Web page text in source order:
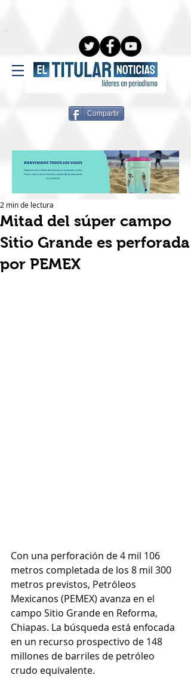
Compartir
Mitad del súper campo
Sitio Grande es perforada
por PEMEX
2 min de lectura
Con una perforación de 4 mil 106
metros completada de los 8 mil 300
metros previstos, Petróleos
Mexicanos (PEMEX) avanza en el
campo Sitio Grande en Reforma,
Chiapas. La búsqueda está enfocada
en un recurso prospectivo de 148
millones de barriles de petróleo
crudo equivalente.